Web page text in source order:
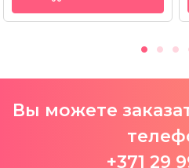
Вы можете
+371 29